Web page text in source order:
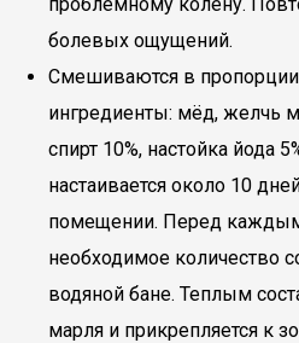
болевых ощущений.
Смешиваются в
ингредиенты: мёд, желчь
спирт 10%, настойка йода
настаивается около 10
помещении. Перед
необходимое количество
водяной бане. Теплым
марля и прикрепляется к